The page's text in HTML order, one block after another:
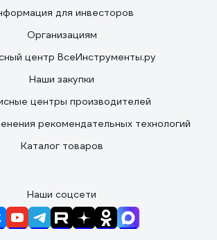
для инвесторов
Организациям
центр ВсеИнструменты.ру
Наши закупки
центры производителей
рекомендательных технологий
Каталог товаров
Наши соцсети